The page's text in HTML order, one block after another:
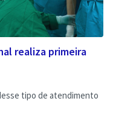
realiza primeira
tipo de atendimento